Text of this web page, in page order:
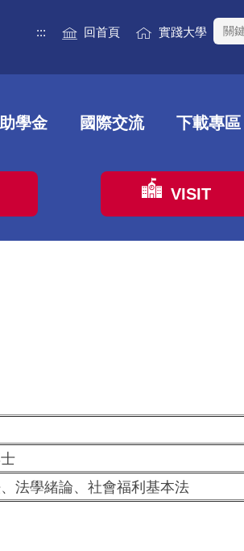
::: 回首頁 實踐大學
學金 國際交流 下載專區
VISIT
法學緒論、社會福利基本法